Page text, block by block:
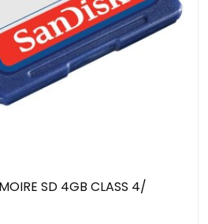
SD 4GB CLASS 4/